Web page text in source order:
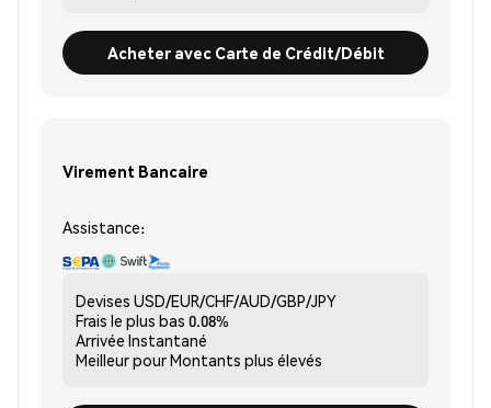
Acheter avec Carte de Crédit/Débit
Virement Bancaire
Assistance:
Devises USD/EUR/CHF/AUD/GBP/JPY
Frais le plus bas 0.08%
Arrivée Instantané
Meilleur pourMontants plus élevés